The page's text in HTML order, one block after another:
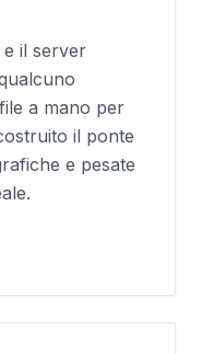
e il server
a mano per
il ponte
e pesate